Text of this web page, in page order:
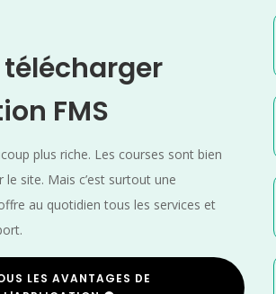
FMS
plus riche. Les courses sont bien
le site. Mais c’est surtout une
au quotidien tous les services et
LES AVANTAGES DE